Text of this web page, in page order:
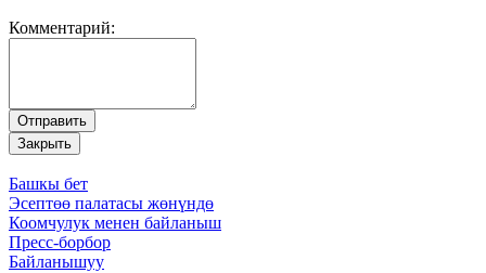
Комментарий:
Башкы бет
Эсептөө палатасы жөнүндө
Коомчулук менен байланыш
Пресс-борбор
Байланышуу